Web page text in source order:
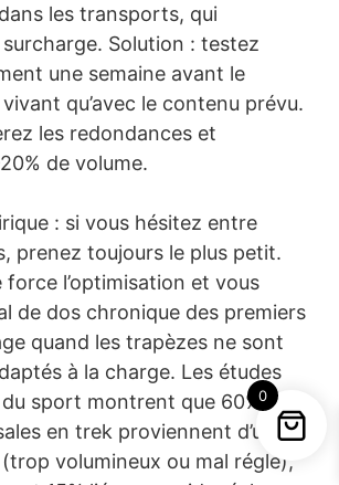
les transports, qui
Solution : testez
une semaine avant le
qu’avec le contenu prévu.
les redondances et
de volume.
: si vous hésitez entre
prenez toujours le plus petit.
l’optimisation et vous
de dos chronique des premiers
quand les trapèzes ne sont
à la charge. Les études
sport montrent que 60% des
en trek proviennent d’un
volumineux ou mal réglé),
0